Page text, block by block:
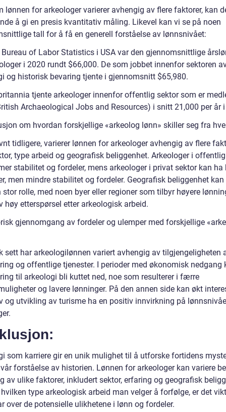
lønnen for arkeologer varierer avhengig av flere faktorer, kan
å gi en presis kvantitativ måling. Likevel kan vi se på noen
tall for å få en generell forståelse av lønnsnivået:
of Labor Statistics i USA var den gjennomsnittlige
i 2020 rundt $66,000. De som jobbet innenfor sektoren
og historisk bevaring tjente i gjennomsnitt $65,980.
tjente arkeologer innenfor offentlig sektor som er
Archaeological Jobs and Resources) i snitt 21,000 per år
om hvordan forskjellige «arkeolog lønn» skiller seg fra
tidligere, varierer lønnen for arkeologer avhengig av flere
type arbeid og geografisk beliggenhet. Arkeologer i
stabilitet og fordeler, mens arkeologer i privat sektor kan ha
men mindre stabilitet og fordeler. Geografisk beliggenhet
stor rolle, med noen byer eller regioner som tilbyr høyere
høy etterspørsel etter arkeologisk arbeid.
gjennomgang av fordeler og ulemper med forskjellige
sett har arkeologilønnen variert avhengig av tilgjengeligheten
og offentlige tjenester. I perioder med økonomisk nedgang
til arkeologi bli kuttet ned, noe som resulterer i færre
og lavere lønninger. På den annen side kan økt
og utvikling av turisme ha en positiv innvirkning på
som karriere gir en unik mulighet til å utforske fortidens
forståelse av historien. Lønnen for arkeologer kan variere
av ulike faktorer, inkludert sektor, erfaring og geografisk
type arkeologisk arbeid man velger å forfølge, er det
over de potensielle ulikhetene i lønn og fordeler.